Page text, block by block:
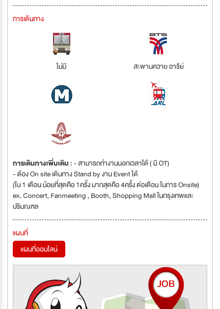
การเดินทาง
ไม่มี สะพานควาย อารีย์
การเดินทางเพิ่มเติม :- สามารถทำงานนอกเวลาได้ ( มี OT)
- ต้อง On site เดินทาง Stand by งาน Event ได้
(ใน 1 เดือน น้อยที่สุดคือ 1ครั้ง มากสุดคือ 4ครั้ง ต่อเดือน ในการ Onsite)
ex. Concert, Fanmeeting , Booth, Shopping Mall ในกรุงเทพและ
ปริมณฑล
แผนที่
แผนที่ออนไลน์